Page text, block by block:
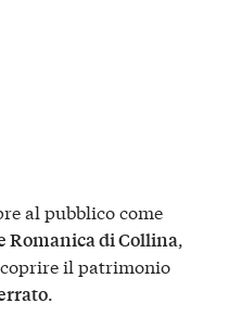
al pubblico come
Romanica di Collina,
il patrimonio
.